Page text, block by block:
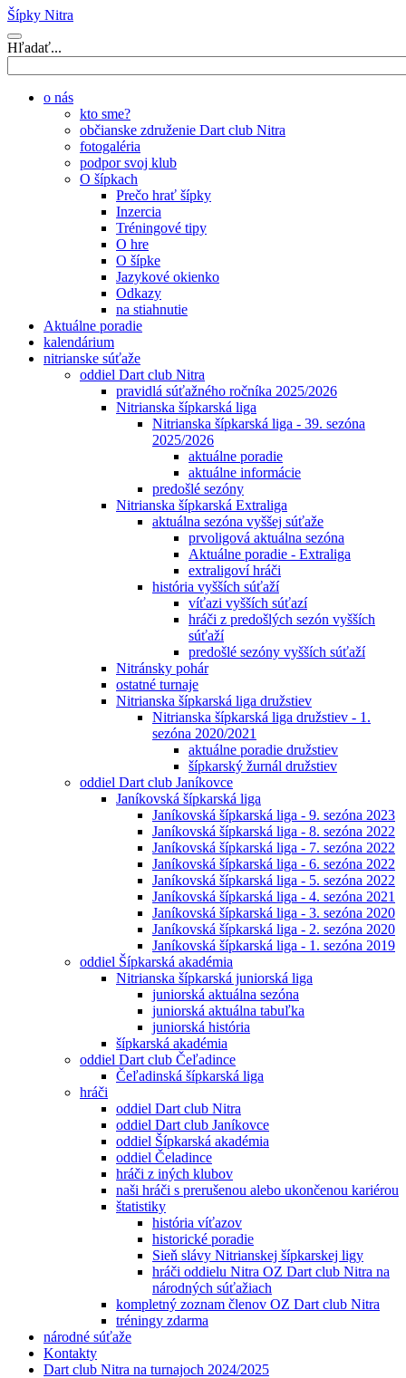
Šípky Nitra
Hľadať...
o nás
kto sme?
občianske združenie Dart club Nitra
fotogaléria
podpor svoj klub
O šípkach
Prečo hrať šípky
Inzercia
Tréningové tipy
O hre
O šípke
Jazykové okienko
Odkazy
na stiahnutie
Aktuálne poradie
kalendárium
nitrianske súťaže
oddiel Dart club Nitra
pravidlá súťažného ročníka 2025/2026
Nitrianska šípkarská liga
Nitrianska šípkarská liga - 39. sezóna
2025/2026
aktuálne poradie
aktuálne informácie
predošlé sezóny
Nitrianska šípkarská Extraliga
aktuálna sezóna vyššej súťaže
prvoligová aktuálna sezóna
Aktuálne poradie - Extraliga
extraligoví hráči
história vyšších súťaží
víťazi vyšších súťazí
hráči z predošlých sezón vyšších
súťaží
predošlé sezóny vyšších súťaží
Nitránsky pohár
ostatné turnaje
Nitrianska šípkarská liga družstiev
Nitrianska šípkarská liga družstiev - 1.
sezóna 2020/2021
aktuálne poradie družstiev
šípkarský žurnál družstiev
oddiel Dart club Janíkovce
Janíkovská šípkarská liga
Janíkovská šípkarská liga - 9. sezóna 2023
Janíkovská šípkarská liga - 8. sezóna 2022
Janíkovská šípkarská liga - 7. sezóna 2022
Janíkovská šípkarská liga - 6. sezóna 2022
Janíkovská šípkarská liga - 5. sezóna 2022
Janíkovská šípkarská liga - 4. sezóna 2021
Janíkovská šípkarská liga - 3. sezóna 2020
Janíkovská šípkarská liga - 2. sezóna 2020
Janíkovská šípkarská liga - 1. sezóna 2019
oddiel Šípkarská akadémia
Nitrianska šípkarská juniorská liga
juniorská aktuálna sezóna
juniorská aktuálna tabuľka
juniorská história
šípkarská akadémia
oddiel Dart club Čeľadince
Čeľadinská šípkarská liga
hráči
oddiel Dart club Nitra
oddiel Dart club Janíkovce
oddiel Šípkarská akadémia
oddiel Čeladince
hráči z iných klubov
naši hráči s prerušenou alebo ukončenou kariérou
štatistiky
história víťazov
historické poradie
Sieň slávy Nitrianskej šípkarskej ligy
hráči oddielu Nitra OZ Dart club Nitra na
národných súťažiach
kompletný zoznam členov OZ Dart club Nitra
tréningy zdarma
národné súťaže
Kontakty
Dart club Nitra na turnajoch 2024/2025